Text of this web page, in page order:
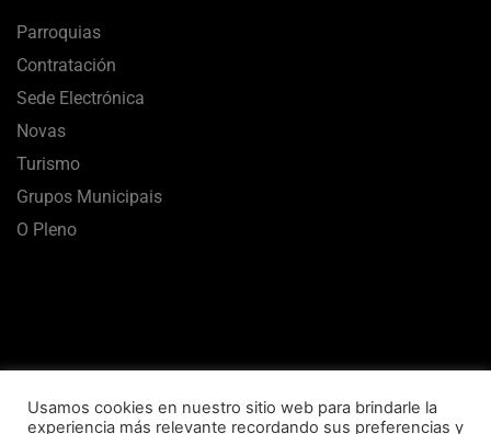
Parroquias
Contratación
Sede Electrónica
Novas
Turismo
Grupos Municipais
O Pleno
Usamos cookies en nuestro sitio web para brindarle la
experiencia más relevante recordando sus preferencias y